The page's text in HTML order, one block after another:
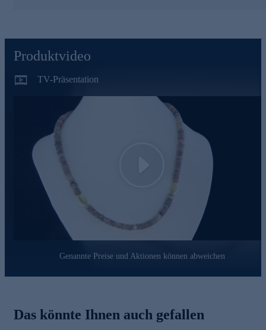
Karabinerverschluss aus Gelbgold 375 sorgt für einen
schließen. Ob zu einem eleganten Abendkleid oder zur lässigen
Outfit einen Hauch von Luxus und Raffinesse.
Produktvideo
TV-Präsentation
Play
Genannte Preise und Aktionen können abweichen
Das könnte Ihnen auch gefallen